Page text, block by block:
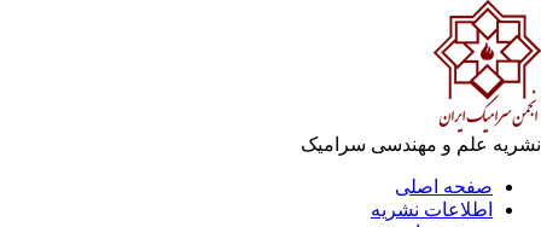
علم و مهندسی سرامیک
صفحه اصلی
اطلاعات نشریه